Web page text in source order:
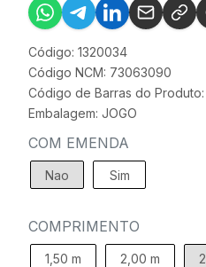
Código: 1320034
Código NCM: 73063090
Código de Barras do
Embalagem: JOGO
COM EMENDA
Nao Sim
COMPRIMENTO
1,50 m 2,00 m